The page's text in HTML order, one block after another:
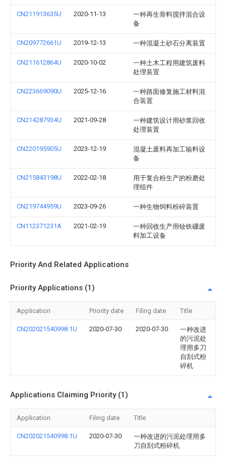
CN211913635U 2020-11-13
一种再生骨料搅拌混合设
备
CN209772661U 2019-12-13 一种混凝土砂石分离装置
CN211612864U 2020-10-02
一种土木工程用建筑废料
处理装置
CN223669090U 2025-12-16
一种路面修复施工材料混
合装置
CN214287934U 2021-09-28
一种建筑设计用砂浆回收
处理装置
CN220195905U 2023-12-19
混凝土废料再加工输料设
备
CN215843198U 2022-02-18
用于复合粉生产的粉磨处
理组件
CN219744959U 2023-09-26 一种生物饲料粉碎装置
CN112371231A 2021-02-19
一种回收生产用钕铁硼废
料加工设备
Priority And Related Applications
Priority Applications (1)
Application Priority date Filing date Title
CN202021540998.1U 2020-07-30 2020-07-30
一种改进
的污泥处
理用多刀
自刮式粉
碎机
Applications Claiming Priority (1)
Application Filing date Title
CN202021540998.1U 2020-07-30
一种改进的污泥处理用多
刀自刮式粉碎机